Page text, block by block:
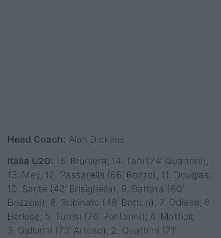
Head Coach: Alan Dickens
Italia U20: 15. Bruniera; 14. Tani (74’ Quattrini),
13. Mey, 12. Passarella (66’ Bozzo), 11. Douglas;
10. Sante (42’ Brisighella), 9. Battara (60’
Bozzoni); 8. Rubinato (48’ Botturi), 7. Odiase, 6.
Berlese; 5. Turrisi (76’ Pontarini); 4. Mattioli;
3. Gallorini (73’ Artuso), 2. Quattrini (71’